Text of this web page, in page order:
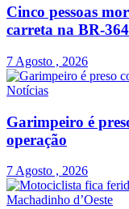
Cinco pessoas
carreta na BR-364
7 Agosto , 2026
Notícias
Garimpeiro é
operação
7 Agosto , 2026